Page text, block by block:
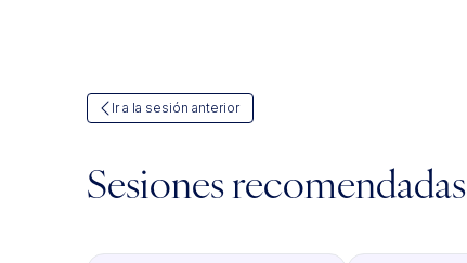
Ir a la sesión anterior
Sesiones recomendadas